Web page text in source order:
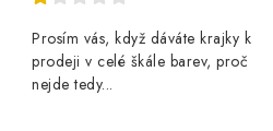
Prosím vás, když dáváte krajky k
prodeji v celé škále barev, proč
nejde tedy...